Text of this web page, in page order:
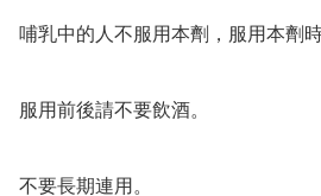
哺乳中的人不服用本劑，服用本劑
服用前後請不要飲酒。
不要長期連用。